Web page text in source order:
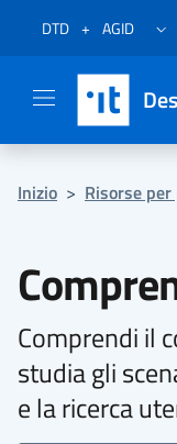
Vai al menu
Vai al contenuto
Questa pagina è stata
Vai al piede
Dichiarazione di
DTD + AGID
Inizio > Risorse
Comprendi il
studia gli
e la ricerca